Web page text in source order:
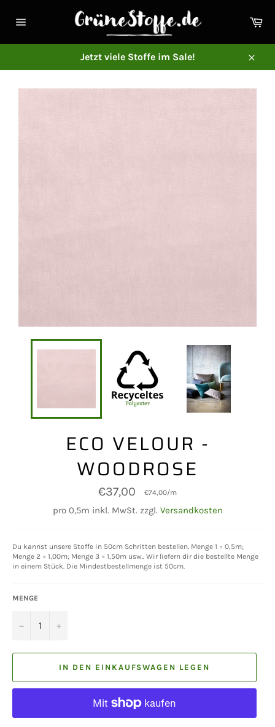
zum
Jetzt viele Stoffe im Sale!
ECO VELOUR -
WOODROSE
Normaler
Preis
€37,00 €74,00/m
pro 0,5m inkl. MwSt. zzgl. Versandkosten
Du kannst unsere Stoffe in 50cm Schritten bestellen. Menge 1 = 0,5m;
Menge 2 = 1,00m; Menge 3 = 1,50m usw.. Wir liefern dir die bestellte Menge
in einem Stück. Die Mindestbestellmenge ist 50cm.
MENGE
− +
IN DEN EINKAUFSWAGEN LEGEN